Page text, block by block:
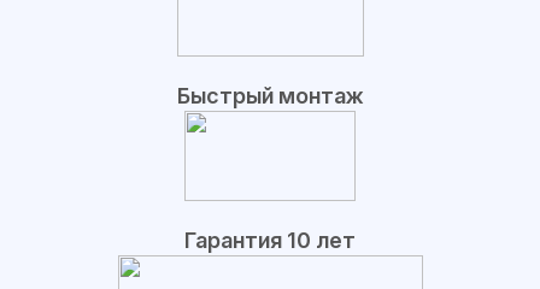
Быстрый монтаж
Гарантия 10 лет